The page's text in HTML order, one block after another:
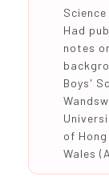
Had
notes
Boys'
of
Wales